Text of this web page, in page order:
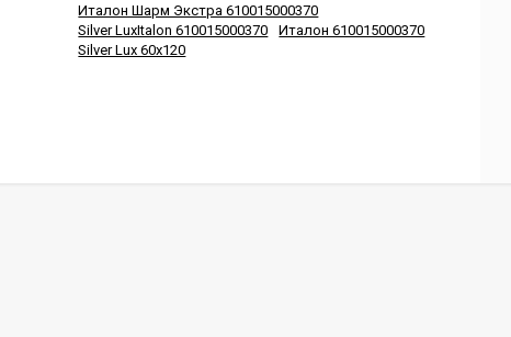
Италон Шарм Экстра 610015000370
Silver LuxItalon 610015000370
Италон 610015000370
Silver Lux 60x120